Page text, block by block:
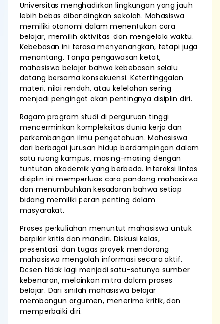
Universitas menghadirkan lingkungan yang jauh
lebih bebas dibandingkan sekolah. Mahasiswa
memiliki otonomi dalam menentukan cara
belajar, memilih aktivitas, dan mengelola waktu.
Kebebasan ini terasa menyenangkan, tetapi juga
menantang. Tanpa pengawasan ketat,
mahasiswa belajar bahwa kebebasan selalu
datang bersama konsekuensi. Ketertinggalan
materi, nilai rendah, atau kelelahan sering
menjadi pengingat akan pentingnya disiplin diri.
Ragam program studi di perguruan tinggi
mencerminkan kompleksitas dunia kerja dan
perkembangan ilmu pengetahuan. Mahasiswa
dari berbagai jurusan hidup berdampingan dalam
satu ruang kampus, masing-masing dengan
tuntutan akademik yang berbeda. Interaksi lintas
disiplin ini memperluas cara pandang mahasiswa
dan menumbuhkan kesadaran bahwa setiap
bidang memiliki peran penting dalam
masyarakat.
Proses perkuliahan menuntut mahasiswa untuk
berpikir kritis dan mandiri. Diskusi kelas,
presentasi, dan tugas proyek mendorong
mahasiswa mengolah informasi secara aktif.
Dosen tidak lagi menjadi satu-satunya sumber
kebenaran, melainkan mitra dalam proses
belajar. Dari sinilah mahasiswa belajar
membangun argumen, menerima kritik, dan
memperbaiki diri.